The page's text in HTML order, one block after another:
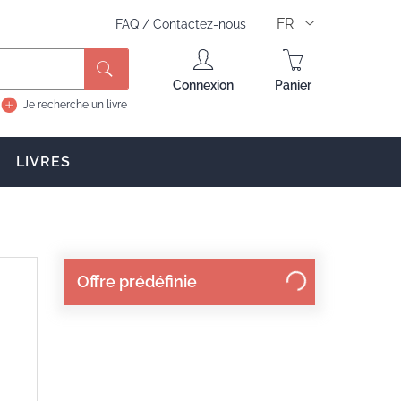
FAQ / Contactez-nous FR
Je recherche un livre
Connexion Panier
LIVRES
Offre prédéfinie